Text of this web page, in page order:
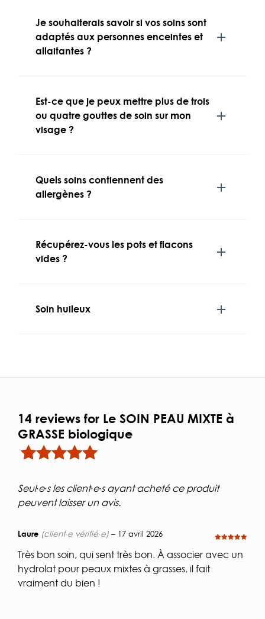
Je souhaiterais savoir si vos soins sont
adaptés aux personnes enceintes et
allaitantes ?
Est-ce que je peux mettre plus de trois
ou quatre gouttes de soin sur mon
visage ?
Quels soins contiennent des
allergènes ?
Récupérez-vous les pots et flacons
vides ?
Soin huileux
14 reviews for Le SOIN PEAU MIXTE à
GRASSE biologique
basé sur
notations client
Seul·e·s les client·e·s ayant acheté ce produit
peuvent laisser un avis.
Laure (client·e vérifié·e) – 17 avril 2026
Très bon soin, qui sent très bon. À associer avec un
hydrolat pour peaux mixtes à grasses, il fait
vraiment du bien !